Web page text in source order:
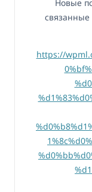
Новые
https://